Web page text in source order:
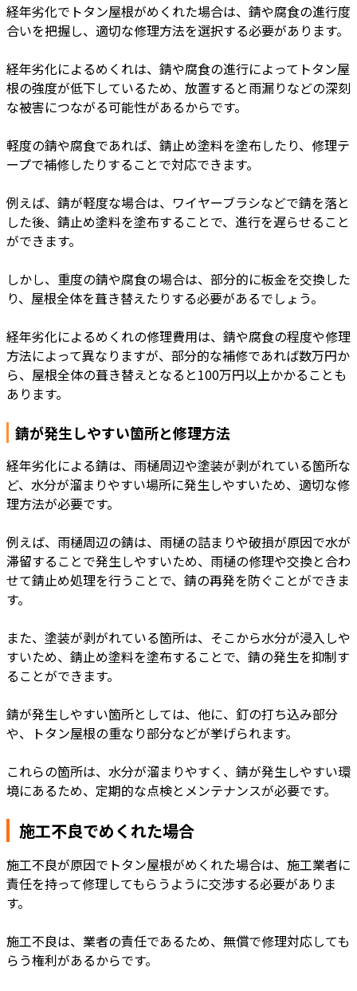
経年劣化でトタン屋根がめくれた場合は、錆や腐食の進行度
合いを把握し、適切な修理方法を選択する必要があります。
経年劣化によるめくれは、錆や腐食の進行によってトタン屋
根の強度が低下しているため、放置すると雨漏りなどの深刻
な被害につながる可能性があるからです。
軽度の錆や腐食であれば、錆止め塗料を塗布したり、修理テ
ープで補修したりすることで対応できます。
例えば、錆が軽度な場合は、ワイヤーブラシなどで錆を落と
した後、錆止め塗料を塗布することで、進行を遅らせること
ができます。
しかし、重度の錆や腐食の場合は、部分的に板金を交換した
り、屋根全体を葺き替えたりする必要があるでしょう。
経年劣化によるめくれの修理費用は、錆や腐食の程度や修理
方法によって異なりますが、部分的な補修であれば数万円か
ら、屋根全体の葺き替えとなると100万円以上かかることも
あります。
錆が発生しやすい箇所と修理方法
経年劣化による錆は、雨樋周辺や塗装が剥がれている箇所な
ど、水分が溜まりやすい場所に発生しやすいため、適切な修
理方法が必要です。
例えば、雨樋周辺の錆は、雨樋の詰まりや破損が原因で水が
滞留することで発生しやすいため、雨樋の修理や交換と合わ
せて錆止め処理を行うことで、錆の再発を防ぐことができま
す。
また、塗装が剥がれている箇所は、そこから水分が浸入しや
すいため、錆止め塗料を塗布することで、錆の発生を抑制す
ることができます。
錆が発生しやすい箇所としては、他に、釘の打ち込み部分
や、トタン屋根の重なり部分などが挙げられます。
これらの箇所は、水分が溜まりやすく、錆が発生しやすい環
境にあるため、定期的な点検とメンテナンスが必要です。
施工不良でめくれた場合
施工不良が原因でトタン屋根がめくれた場合は、施工業者に
責任を持って修理してもらうように交渉する必要がありま
す。
施工不良は、業者の責任であるため、無償で修理対応しても
らう権利があるからです。